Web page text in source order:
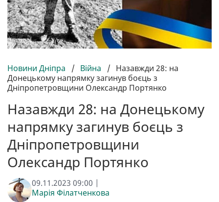
Новини Дніпра / Війна / Назавжди 28: на
Донецькому напрямку загинув боєць з
Дніпропетровщини Олександр Портянко
Назавжди 28: на Донецькому
напрямку загинув боєць з
Дніпропетровщини
Олександр Портянко
09.11.2023 09:00 |
Марія Філатченкова